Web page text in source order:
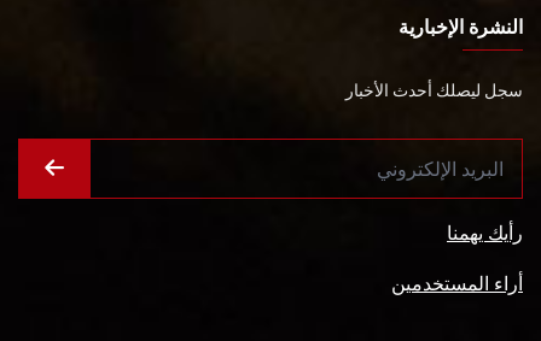
النشرة الإخبارية
سجل ليصلك أحدث الأخبار
رأيك يهمنا
أراء المستخدمين